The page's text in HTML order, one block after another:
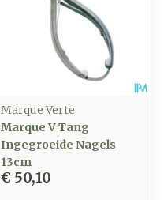
Marque Verte
Marque V Tang
Ingegroeide Nagels
13cm
€ 50,10